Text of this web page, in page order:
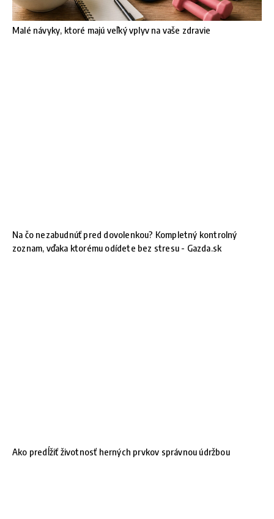
Malé návyky, ktoré majú veľký vplyv na vaše zdravie
Na čo nezabudnúť pred dovolenkou? Kompletný kontrolný
zoznam, vďaka ktorému odídete bez stresu - Gazda.sk
Ako predĺžiť životnosť herných prvkov správnou údržbou